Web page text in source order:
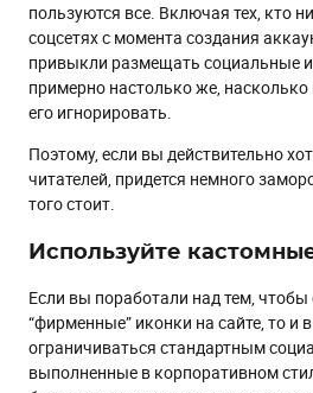
пользуются все. Включая тех, кто
соцсетях с момента создания
привыкли размещать социальные
примерно настолько же,
его игнорировать.
Поэтому, если вы действительно
читателей, придется немного
того стоит.
Используйте
Если вы поработали над тем, чтобы
“фирменные” иконки на сайте, то и
ограничиваться стандартным
выполненные в корпоративном